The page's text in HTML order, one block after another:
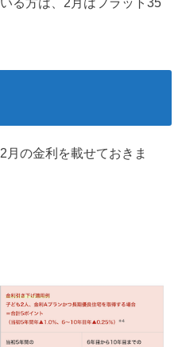
月の金利を載せておきま